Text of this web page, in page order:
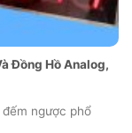
Đồng Hồ Analog,
ngược phổ